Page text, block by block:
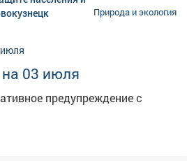
кратковременные
восточный, 2–9 м/с,
длительного пребывания на
детей в закрытых
самочувствия
за помощью. Номер вызова
Природа и экология
03 июля
предупреждение с